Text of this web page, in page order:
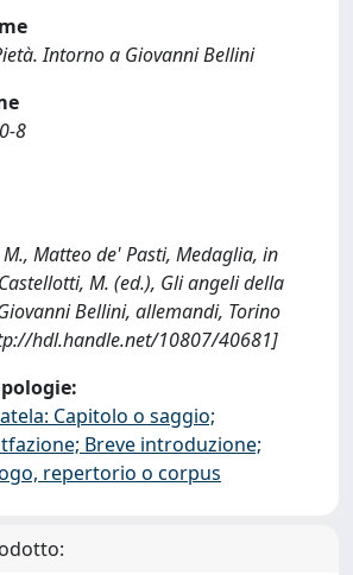
Intorno a Giovanni Bellini
8
Matteo de' Pasti, Medaglia, in
M. (ed.), Gli angeli della
Bellini, allemandi, Torino
hdl.handle.net/10807/40681]
Capitolo o saggio;
Breve introduzione;
repertorio o corpus